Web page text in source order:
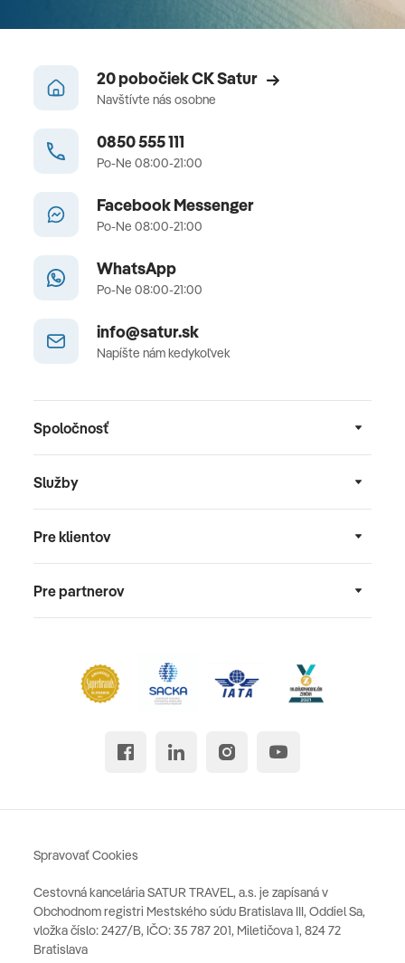
20 pobočiek CK Satur
Navštívte nás osobne
0850 555 111
Po-Ne 08:00-21:00
Facebook Messenger
Po-Ne 08:00-21:00
WhatsApp
Po-Ne 08:00-21:00
info@satur.sk
Napíšte nám kedykoľvek
Spoločnosť
Služby
Pre klientov
Pre partnerov
Cestovná kancelária SATUR TRAVEL, a.s. je zapísaná v
Obchodnom registri Mestského súdu Bratislava III, Oddiel Sa,
vložka číslo: 2427/B, IČO: 35 787 201, Miletičova 1, 824 72
Bratislava
Spravovať Cookies